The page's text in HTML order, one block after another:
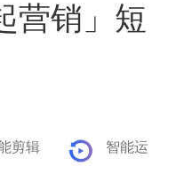
营销」短
能剪辑
智能运